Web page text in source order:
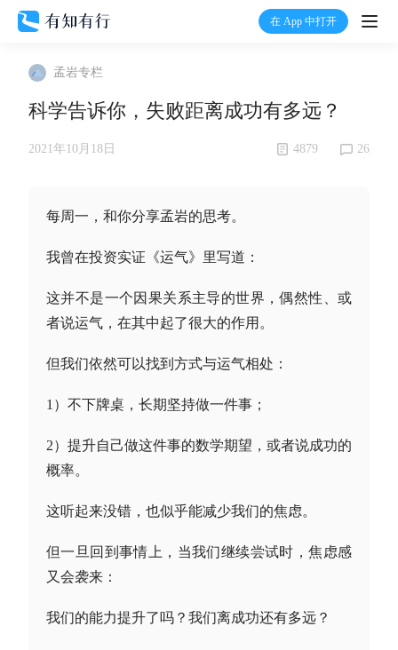
在 App 中打开
打
温度计
加入我们
孟岩专栏
科学告诉你，失败距离成功有多远？
2021年10月18日 4879 26
每周一，和你分享孟岩的思考。
我曾在投资实证《运气》里写道：
这并不是一个因果关系主导的世界，偶然性、或
者说运气，在其中起了很大的作用。
但我们依然可以找到方式与运气相处：
1）不下牌桌，长期坚持做一件事；
2）提升自己做这件事的数学期望，或者说成功的
概率。
这听起来没错，也似乎能减少我们的焦虑。
但一旦回到事情上，当我们继续尝试时，焦虑感
又会袭来：
我们的能力提升了吗？我们离成功还有多远？